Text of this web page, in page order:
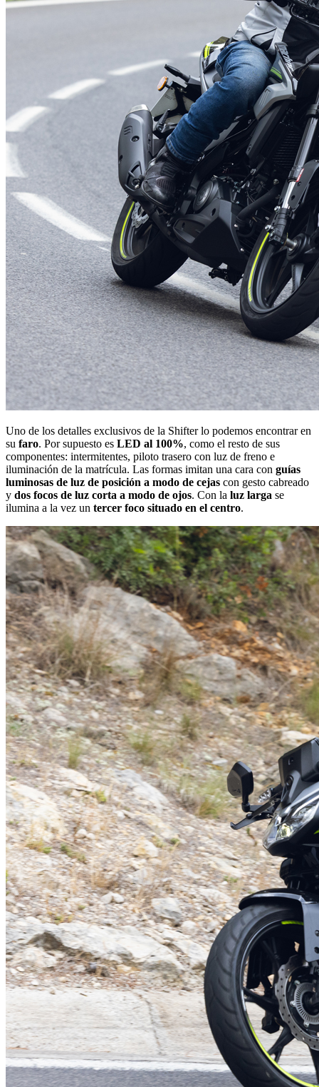
Uno de los detalles exclusivos de la Shifter lo podemos encontrar en
su faro. Por supuesto es LED al 100%, como el resto de sus
componentes: intermitentes, piloto trasero con luz de freno e
iluminación de la matrícula. Las formas imitan una cara con guías
luminosas de luz de posición a modo de cejas con gesto cabreado
y dos focos de luz corta a modo de ojos. Con la luz larga se
ilumina a la vez un tercer foco situado en el centro.